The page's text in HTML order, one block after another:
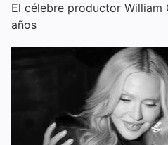
El célebre productor William
años